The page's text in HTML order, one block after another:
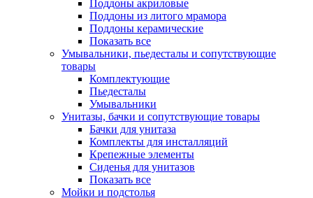
Поддоны акриловые
Поддоны из литого мрамора
Поддоны керамические
Показать все
Умывальники, пьедесталы и сопутствующие
товары
Комплектующие
Пьедесталы
Умывальники
Унитазы, бачки и сопутствующие товары
Бачки для унитаза
Комплекты для инсталляций
Крепежные элементы
Сиденья для унитазов
Показать все
Мойки и подстолья